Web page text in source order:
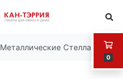
0
Металлические Стеллажи